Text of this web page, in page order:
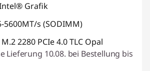
Grafik
5600MT/s (SODIMM)
M.2 2280 PCIe 4.0 TLC Opal
Lieferung 10.08. bei Bestellung bis